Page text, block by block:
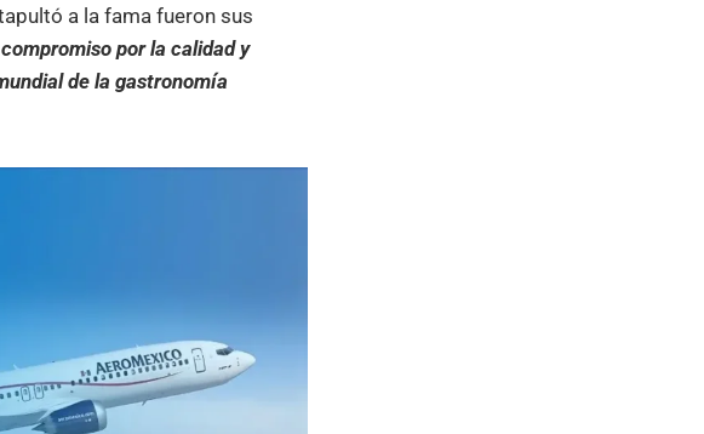
a la fama fueron sus
por la calidad y
de la gastronomía